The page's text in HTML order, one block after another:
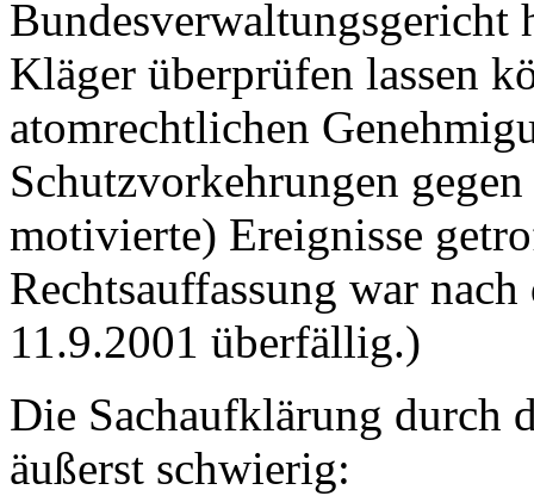
Bundesverwaltungsgericht
Kläger überprüfen lassen
atomrechtlichen
Schutzvorkehrungen
motivierte) Ereignisse
Rechtsauffassung war
11.9.2001 überfällig.)
Die Sachaufklärung durch
äußerst schwierig: